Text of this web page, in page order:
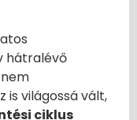
hátralévő
is világossá vált,
ciklus